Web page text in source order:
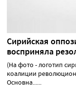
Сирийская
восприняла
(На фото - логотип
коалиции
Основна......